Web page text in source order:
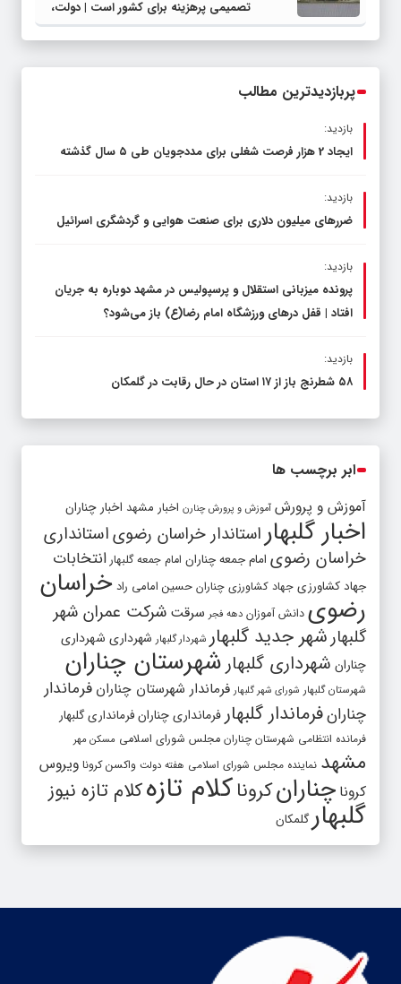
تصمیمی پرهزینه برای کشور است | دولت،
قاچاق سوخت و عوامل اصلی ناترازی را
پربازدیدترین مطالب
بازدید:
ایجاد 2 هزار فرصت شغلی برای مددجویان طی ۵ سال گذشته
بازدید:
ضررهای میلیون دلاری برای صنعت هوایی و گردشگری اسرائیل
بازدید:
پرونده میزبانی استقلال و پرسپولیس در مشهد دوباره به جریان
افتاد | قفل در‌های ورزشگاه امام رضا(ع) باز می‌شود؟
بازدید:
۵۸ شطرنج‌ باز از ۱۷ استان در حال رقابت در گلمکان
ابر برچسب ها
آموزش و پرورش آموزش و پرورش چنارن اخبار مشهد اخبار چناران
اخبار گلبهاراستاندار خراسان رضویاستانداری
خراسان رضوی امام جمعه چناران امام جمعه گلبهار انتخابات
جهاد کشاورزی جهاد کشاورزی چناران حسین امامی راد خراسان
رضوی دانش آموزان دهه فجر سرقت شرکت عمران شهر
گلبهارشهر جدید گلبهار شهردار گلبهار شهرداری شهرداری
چناران شهرداری گلبهارشهرستان چناران
شهرستان گلبهار شورای شهر گلبهار فرماندار شهرستان چناران فرماندار
چنارانفرماندار گلبهارفرمانداری چنارانفرمانداری گلبهار
فرمانده انتظامی شهرستان چناران مجلس شورای اسلامی مسکن مهر
مشهد نماینده مجلس شورای اسلامی هفته دولت واکسن کرونا ویروس
کرونا چنارانکروناکلام تازهکلام تازه نیوز
گلبهارگلمکان